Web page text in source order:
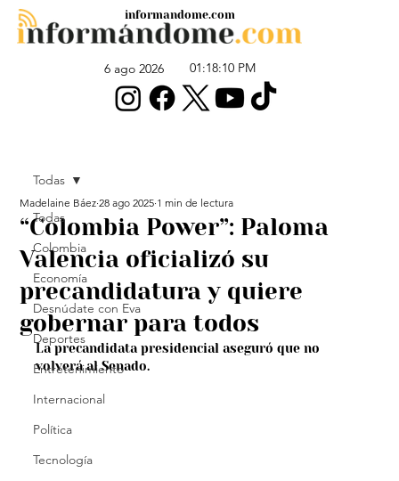
6 ago 2026 01:18:10 PM
informandome.com
Todas
Colombia
Economía
Desnúdate con Eva
Deportes
Entretenimiento
Internacional
Política
Tecnología
Todas
“Colombia Power”: Paloma
Valencia oficializó su
precandidatura y quiere
gobernar para todos
Madelaine Báez 28 ago 2025 1 min de lectura
La precandidata presidencial aseguró que no
volverá al Senado.